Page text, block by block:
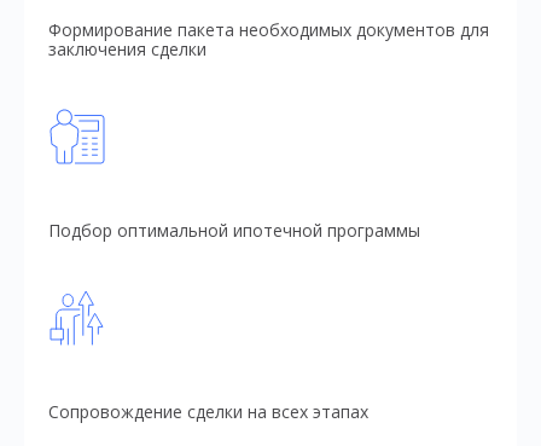
Формирование пакета необходимых документов для
заключения сделки
Подбор оптимальной ипотечной программы
Сопровождение сделки на всех этапах